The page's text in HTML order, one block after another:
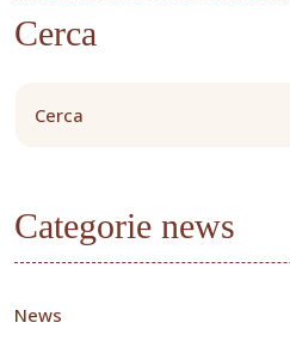
Cerca
Categorie news
News